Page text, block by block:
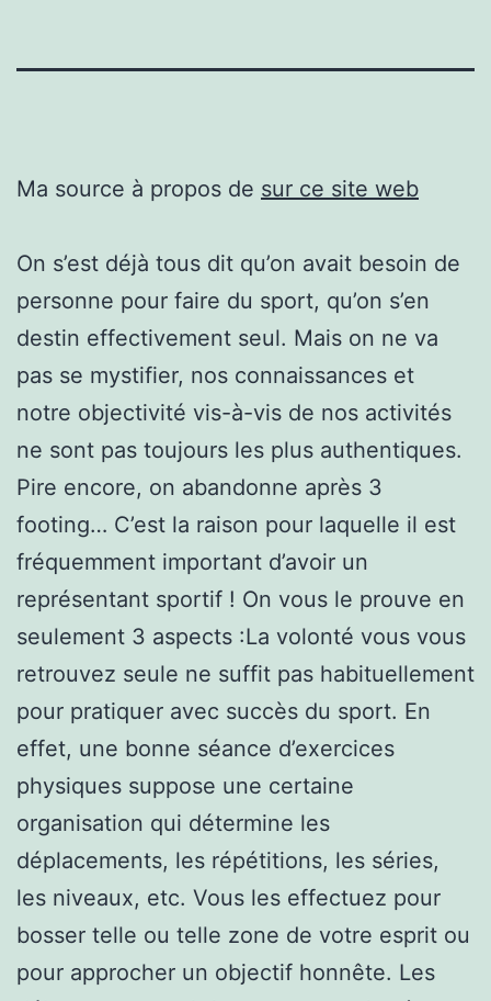
Ma source à propos de sur ce site web
On s’est déjà tous dit qu’on avait besoin de
personne pour faire du sport, qu’on s’en
destin effectivement seul. Mais on ne va
pas se mystifier, nos connaissances et
notre objectivité vis-à-vis de nos activités
ne sont pas toujours les plus authentiques.
Pire encore, on abandonne après 3
footing… C’est la raison pour laquelle il est
fréquemment important d’avoir un
représentant sportif ! On vous le prouve en
seulement 3 aspects :La volonté vous vous
retrouvez seule ne suffit pas habituellement
pour pratiquer avec succès du sport. En
effet, une bonne séance d’exercices
physiques suppose une certaine
organisation qui détermine les
déplacements, les répétitions, les séries,
les niveaux, etc. Vous les effectuez pour
bosser telle ou telle zone de votre esprit ou
pour approcher un objectif honnête. Les